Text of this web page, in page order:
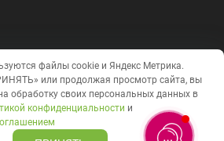
файлы cookie и Яндекс Метрика.
или продолжая просмотр сайта, вы
обработку своих персональных данных в
конфиденциальности и